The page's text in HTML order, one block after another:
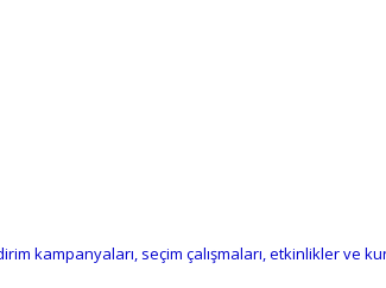
kampanyaları, seçim çalışmaları, etkinlikler ve